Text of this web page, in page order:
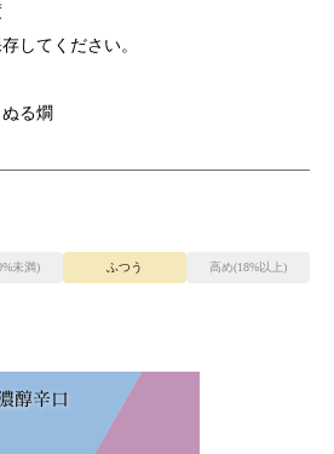
してください。
る燗
未満) ふつう 高め(18%以上)